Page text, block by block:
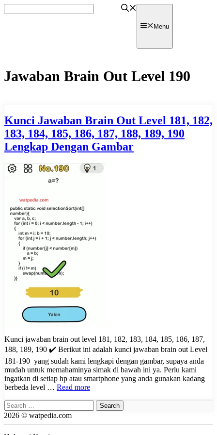
to
Menu
Jawaban Brain Out Level 190
Kunci Jawaban Brain Out Level 181, 182,
183, 184, 185, 186, 187, 188, 189, 190
Lengkap Dengan Gambar
Kunci jawaban brain out level 181, 182, 183, 184, 185, 186, 187,
188, 189, 190 ✔️ Berikut ini adalah kunci jawaban brain out Level
181-190 yang sudah kami lengkapi dengan gambar, supaya anda
mudah untuk memahaminya simak di bawah ini ya. Perlu kami
ingatkan di setiap hp atau smartphone yang anda gunakan kadang
berbeda level … Read more
Search
for:
2026 © watpedia.com